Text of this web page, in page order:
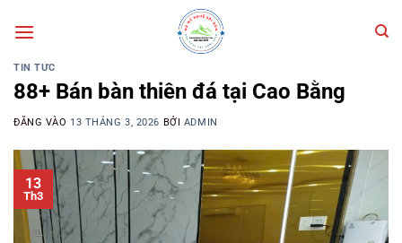
qua
TIN TỨC
88+ Bán bàn thiên đá tại Cao Bằng
ĐĂNG VÀO 13 THÁNG 3, 2026 BỞI ADMIN
13
Th3